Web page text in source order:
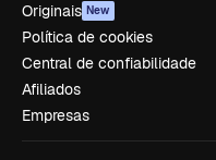
Originais New
Política de cookies
Central de confiabilidade
Afiliados
Empresas